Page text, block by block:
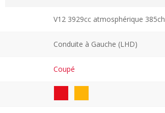
V12 3929cc atmosphérique 385ch
Conduite à Gauche (LHD)
Coupé